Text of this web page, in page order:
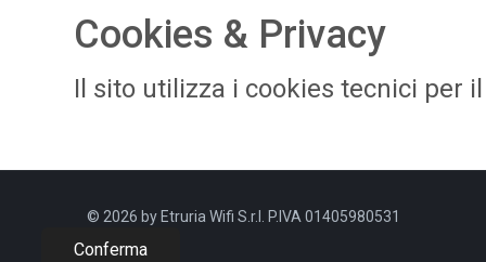
© 2026 by Etruria Wifi S.r.l. P.IVA 01405980531
Cookies & Privacy
​Il sito utilizza i cookies tecnici per
Conferma​